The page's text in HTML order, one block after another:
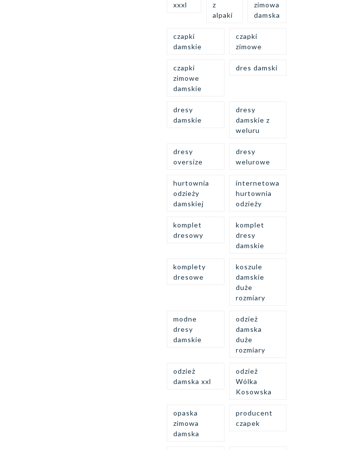
xxxl
z
alpaki
zimowa
damska
czapki
damskie
czapki
zimowe
czapki
zimowe
damskie
dres damski
dresy
damskie
dresy
damskie z
weluru
dresy
oversize
dresy
welurowe
hurtownia
odzieży
damskiej
internetowa
hurtownia
odzieży
komplet
dresowy
komplet
dresy
damskie
komplety
dresowe
koszule
damskie
duże
rozmiary
modne
dresy
damskie
odzież
damska
duże
rozmiary
odzież
damska xxl
odzież
Wólka
Kosowska
opaska
zimowa
damska
producent
czapek